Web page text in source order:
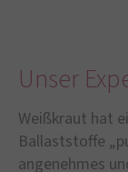
Unser
Weißkraut hat
Ballaststoffe
angenehmes